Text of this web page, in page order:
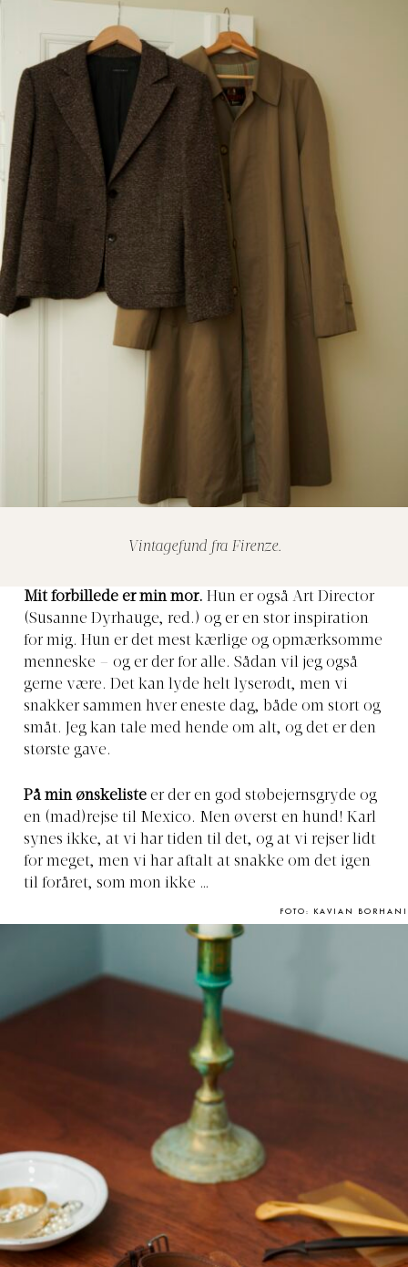
Vintagefund fra Firenze.
Mit forbillede er min mor. Hun er også Art Director
(Susanne Dyrhauge, red.) og er en stor inspiration
for mig. Hun er det mest kærlige og opmærksomme
menneske – og er der for alle. Sådan vil jeg også
gerne være. Det kan lyde helt lyserødt, men vi
snakker sammen hver eneste dag, både om stort og
småt. Jeg kan tale med hende om alt, og det er den
største gave.
På min ønskeliste er der en god støbejernsgryde og
en (mad)rejse til Mexico. Men øverst en hund! Karl
synes ikke, at vi har tiden til det, og at vi rejser lidt
for meget, men vi har aftalt at snakke om det igen
til foråret, som mon ikke …
FOTO: KAVIAN BORHANI